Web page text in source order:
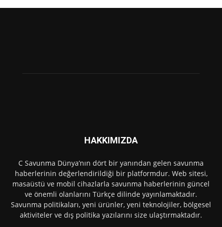
HAKKIMIZDA
C Savunma Dünya’nın dört bir yanından gelen savunma
haberlerinin değerlendirildiği bir platformdur. Web sitesi,
masaüstü ve mobil cihazlarla savunma haberlerinin güncel
ve önemli olanlarını Türkçe dilinde yayınlamaktadır.
Savunma politikaları, yeni ürünler, yeni teknolojiler, bölgesel
aktiviteler ve dış politika yazılarını size ulaştırmaktadır.